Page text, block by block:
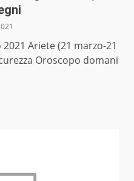
Ariete (21 marzo-21
Oroscopo domani